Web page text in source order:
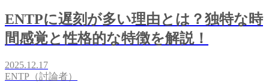
ENTPに遅刻が多い理由とは？独特な時
間感覚と性格的な特徴を解説！
2025.12.17
ENTP（討論者）